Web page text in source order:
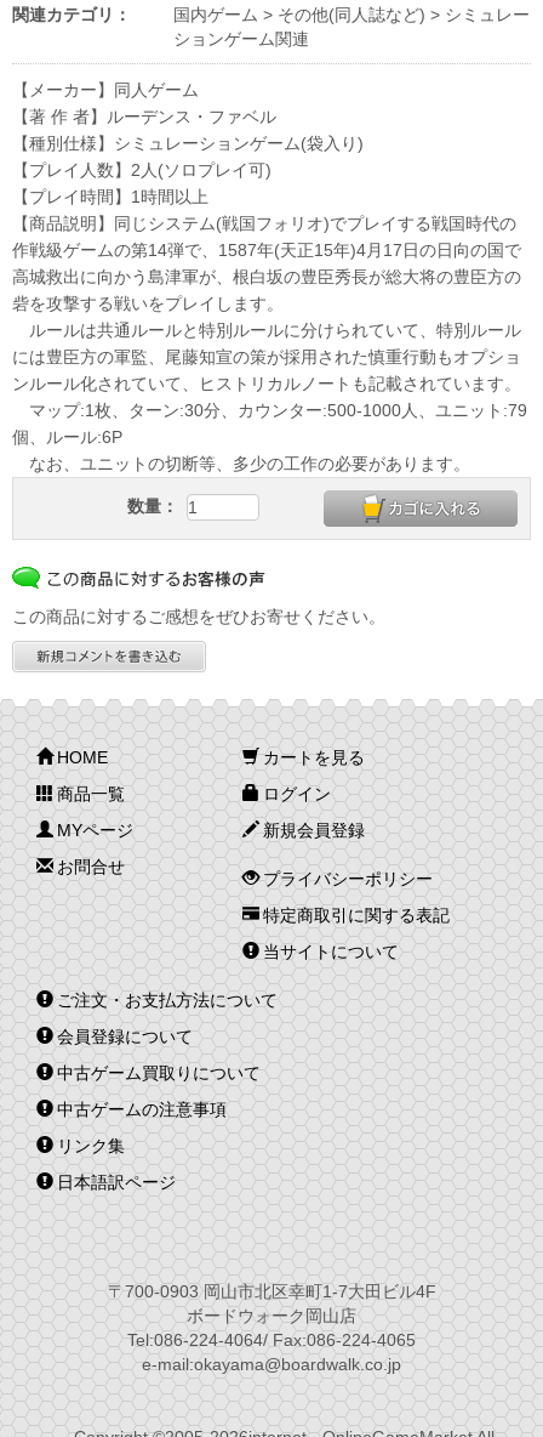
関連カテゴリ： 国内ゲーム > その他(同人誌など) > シミュレー
ションゲーム関連
【メーカー】同人ゲーム
【著 作 者】ルーデンス・ファベル
【種別仕様】シミュレーションゲーム(袋入り)
【プレイ人数】2人(ソロプレイ可)
【プレイ時間】1時間以上
【商品説明】同じシステム(戦国フォリオ)でプレイする戦国時代の
作戦級ゲームの第14弾で、1587年(天正15年)4月17日の日向の国で
高城救出に向かう島津軍が、根白坂の豊臣秀長が総大将の豊臣方の
砦を攻撃する戦いをプレイします。
ルールは共通ルールと特別ルールに分けられていて、特別ルール
には豊臣方の軍監、尾藤知宣の策が採用された慎重行動もオプショ
ンルール化されていて、ヒストリカルノートも記載されています。
マップ:1枚、ターン:30分、カウンター:500-1000人、ユニット:79
個、ルール:6P
なお、ユニットの切断等、多少の工作の必要があります。
数量：
この商品に対するご感想をぜひお寄せください。
HOME
商品一覧
MYページ
お問合せ
カートを見る
ログイン
新規会員登録
プライバシーポリシー
特定商取引に関する表記
当サイトについて
ご注文・お支払方法について
会員登録について
中古ゲーム買取りについて
中古ゲームの注意事項
リンク集
日本語訳ページ
〒700-0903 岡山市北区幸町1-7大田ビル4F
ボードウォーク岡山店
Tel:086-224-4064/ Fax:086-224-4065
e-mail:okayama@boardwalk.co.jp